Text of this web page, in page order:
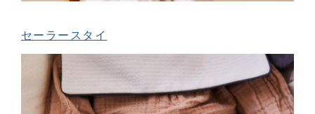
セーラースタイ